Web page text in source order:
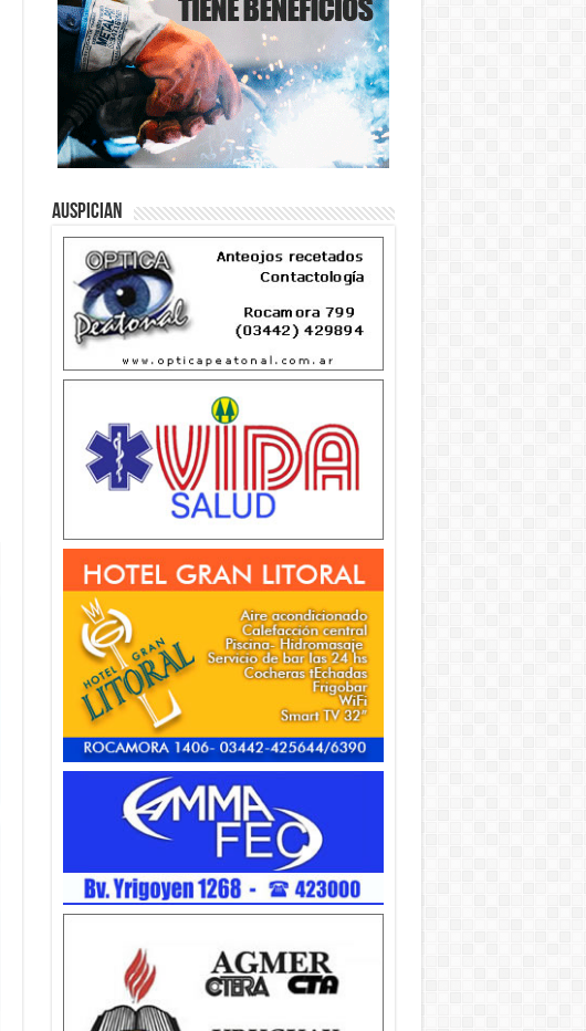
Auspician